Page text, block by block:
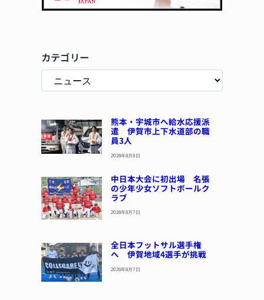
カテゴリー
熊本・宇城市へ給水応援派
遣 伊賀市上下水道部の職
員3人
2026年8月8日
中日本大会に初出場 名張
の少年少女ソフトボールク
ラブ
2026年8月7日
全日本フットサル選手権
へ 伊賀地域4選手が挑戦
2026年8月7日